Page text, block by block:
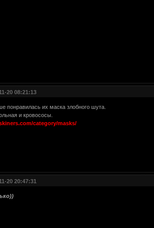
20 08:21:13
понравилась их маска злобного шута.
и кровососы.
category/masks/
20 20:47:31